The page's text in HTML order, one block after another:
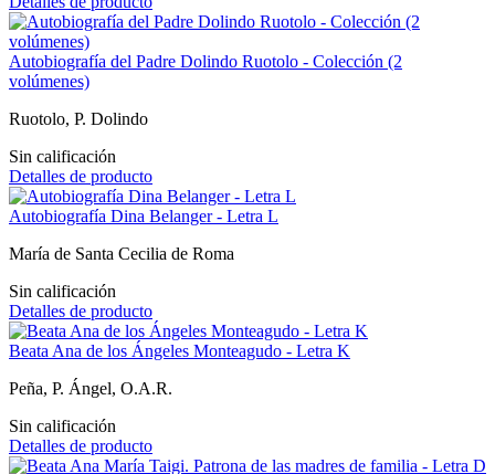
Autobiografía del Padre Dolindo Ruotolo - Colección (2
volúmenes)
Ruotolo, P. Dolindo
Sin calificación
Detalles de producto
Autobiografía Dina Belanger - Letra L
María de Santa Cecilia de Roma
Sin calificación
Detalles de producto
Beata Ana de los Ángeles Monteagudo - Letra K
Peña, P. Ángel, O.A.R.
Sin calificación
Detalles de producto